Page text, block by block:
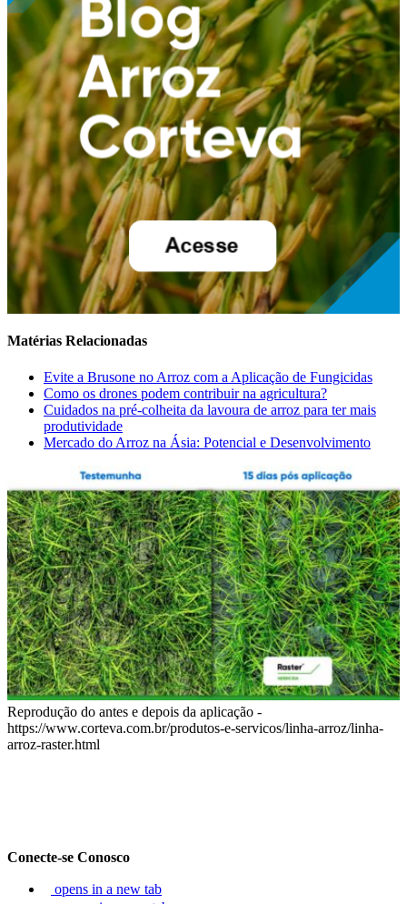
Matérias Relacionadas
Evite a Brusone no Arroz com a Aplicação de Fungicidas
Como os drones podem contribuir na agricultura?
Cuidados na pré-colheita da lavoura de arroz para ter mais
produtividade
Mercado do Arroz na Ásia: Potencial e Desenvolvimento
Reprodução do antes e depois da aplicação -
https://www.corteva.com.br/produtos-e-servicos/linha-arroz/linha-
arroz-raster.html
Conecte-se Conosco
opens in a new tab